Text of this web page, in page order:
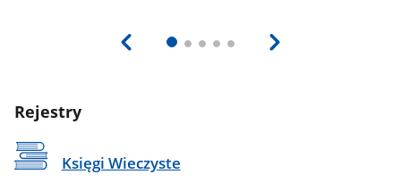
Rejestry
Księgi Wieczyste